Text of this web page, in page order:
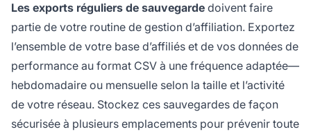
Les exports réguliers de sauvegarde doivent faire
partie de votre routine de gestion d’affiliation. Exportez
l’ensemble de votre base d’affiliés et de vos données de
performance au format CSV à une fréquence adaptée—
hebdomadaire ou mensuelle selon la taille et l’activité
de votre réseau. Stockez ces sauvegardes de façon
sécurisée à plusieurs emplacements pour prévenir toute